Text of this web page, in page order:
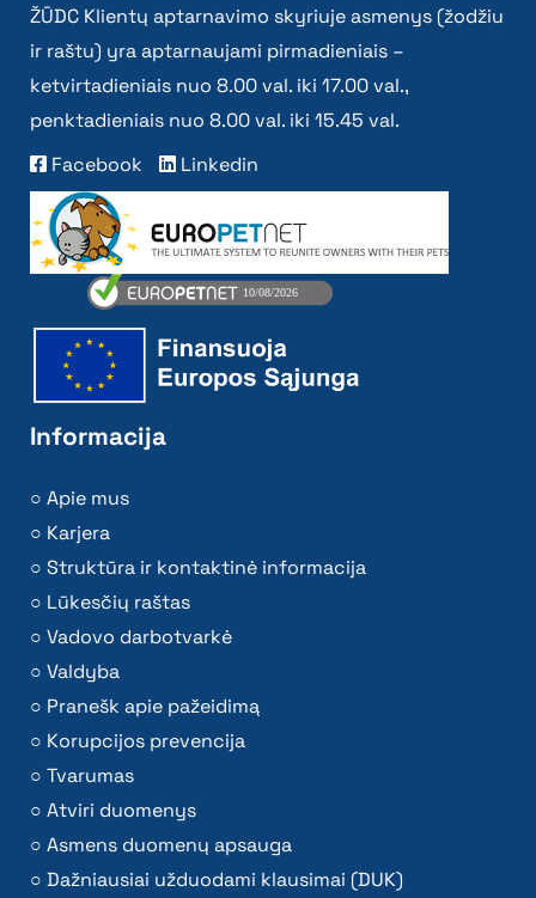
ŽŪDC Klientų aptarnavimo skyriuje asmenys (žodžiu
ir raštu) yra aptarnaujami pirmadieniais –
ketvirtadieniais nuo 8.00 val. iki 17.00 val.,
penktadieniais nuo 8.00 val. iki 15.45 val.
Facebook
Linkedin
Informacija
Apie mus
Karjera
Struktūra ir kontaktinė informacija
Lūkesčių raštas
Vadovo darbotvarkė
Valdyba
Pranešk apie pažeidimą
Korupcijos prevencija
Tvarumas
Atviri duomenys
Asmens duomenų apsauga
Dažniausiai užduodami klausimai (DUK)